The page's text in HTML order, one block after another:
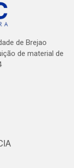
de Brejao
de material de